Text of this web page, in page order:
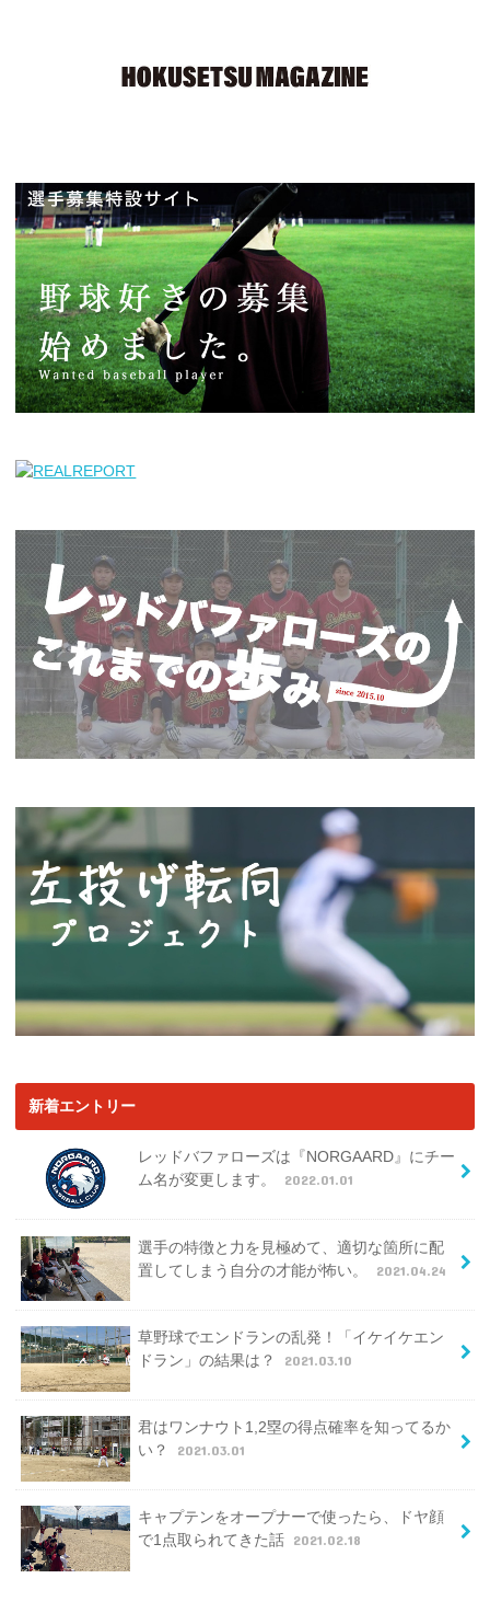
新着エントリー
レッドバファローズは『NORGAARD』にチー
ム名が変更します。
2022.01.01
選手の特徴と力を見極めて、適切な箇所に配
置してしまう自分の才能が怖い。
2021.04.24
草野球でエンドランの乱発！「イケイケエン
ドラン」の結果は？
2021.03.10
君はワンナウト1,2塁の得点確率を知ってるか
い？
2021.03.01
キャプテンをオープナーで使ったら、ドヤ顔
で1点取られてきた話 2021.02.18